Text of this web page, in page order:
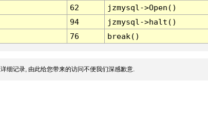
62
jzmysql->Open()
94
jzmysql->halt()
76 break()
细记录, 由此给您带来的访问不便我们深感歉意.